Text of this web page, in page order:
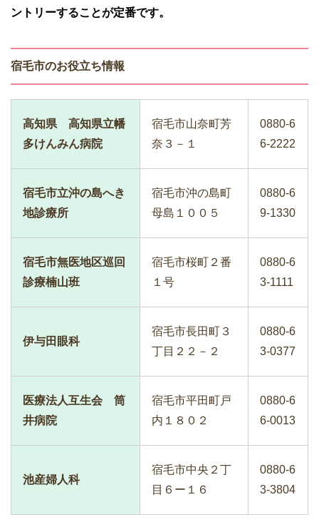
ントリーすることが定番です。
宿毛市のお役立ち情報
高知県 高知県立幡
多けんみん病院
宿毛市山奈町芳
奈３－１
0880-6
6-2222
宿毛市立沖の島へき
地診療所
宿毛市沖の島町
母島１００５
0880-6
9-1330
宿毛市無医地区巡回
診療楠山班
宿毛市桜町２番
１号
0880-6
3-1111
伊与田眼科
宿毛市長田町３
丁目２２－２
0880-6
3-0377
医療法人互生会 筒
井病院
宿毛市平田町戸
内１８０２
0880-6
6-0013
池産婦人科
宿毛市中央２丁
目６ー１６
0880-6
3-3804